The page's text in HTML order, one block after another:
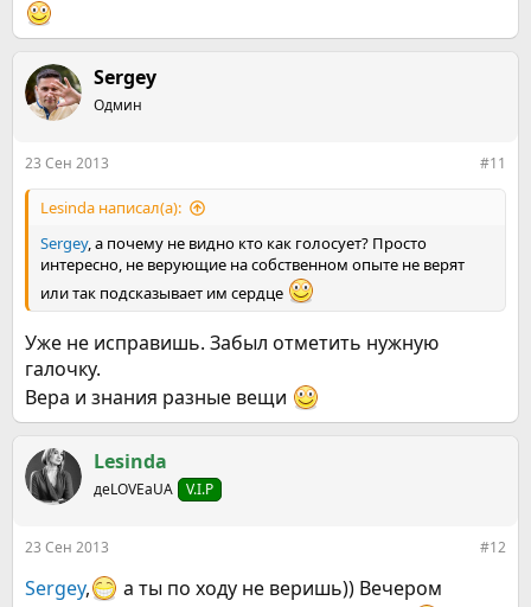
Sergey
Одмин
23 Сен 2013 #11
Lesinda написал(а):
Sergey, а почему не видно кто как голосует? Просто
интересно, не верующие на собственном опыте не верят
или так подсказывает им сердце
Уже не исправишь. Забыл отметить нужную
галочку.
Вера и знания разные вещи
Lesinda
деLOVEаUA V.I.P
23 Сен 2013 #12
Sergey,
а ты по ходу не веришь)) Вечером